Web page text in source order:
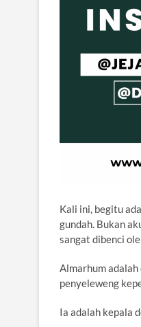
Kali ini, begitu
gundah. Bukan
sangat dibenci
Almarhum adalah
penyeleweng
Ia adalah kepala